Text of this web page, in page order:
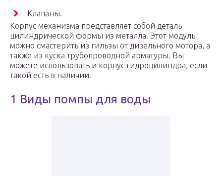
Клапаны.
Корпус механизма представляет собой деталь
цилиндрической формы из металла. Этот модуль
можно смастерить из гильзы от дизельного мотора, а
также из куска трубопроводной арматуры. Вы
можете использовать и корпус гидроцилиндра, если
такой есть в наличии.
1 Виды помпы для воды